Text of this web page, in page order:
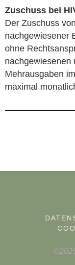
Zuschuss bei
Der Zuschuss
nachgewiesener
ohne
nachgewiesenen
Mehrausgaben
maximal